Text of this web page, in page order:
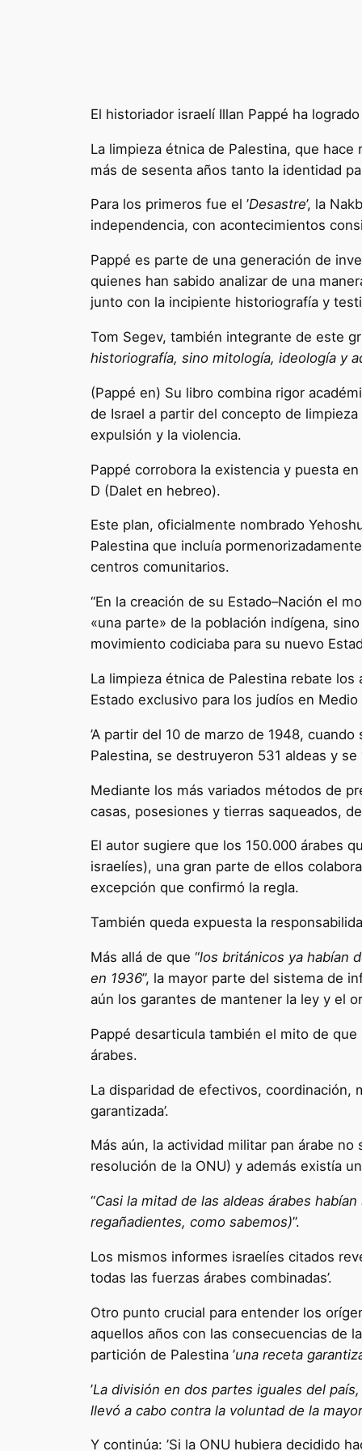
El historiador israelí Illan Pappé ha
La limpieza étnica de Palestina, que
más de sesenta años tanto la identidad
Para los primeros fue el ’Desastre’, la
independencia, con acontecimientos
Pappé es parte de una generación de
quienes han sabido analizar de una
junto con la incipiente historiografía y
Tom Segev, también integrante de este
historiografía, sino mitología, ideología y
(Pappé en) Su libro combina rigor
de Israel a partir del concepto de
expulsión y la violencia.
Pappé corrobora la existencia y puesta
D (Dalet en hebreo).
Este plan, oficialmente nombrado
Palestina que incluía
centros comunitarios.
“En la creación de su Estado–Nación el
«una parte» de la población indígena,
movimiento codiciaba para su nuevo
La limpieza étnica de Palestina rebate
Estado exclusivo para los judíos en
’A partir del 10 de marzo de 1948,
Palestina, se destruyeron 531 aldeas y
Mediante los más variados métodos de
casas, posesiones y tierras saqueados,
El autor sugiere que los 150.000 árabes
israelíes), una gran parte de ellos
excepción que confirmó la regla.
También queda expuesta la
Más allá de que “los británicos ya habían
en 1936”, la mayor parte del sistema de
aún los garantes de mantener la ley y el
Pappé desarticula también el mito de
árabes.
La disparidad de efectivos, coordinación,
garantizada’.
Más aún, la actividad militar pan árabe
resolución de la ONU) y además existía
“Casi la mitad de las aldeas árabes
regañadientes, como sabemos)”.
Los mismos informes israelíes citados
todas las fuerzas árabes combinadas’.
Otro punto crucial para entender los
aquellos años con las consecuencias de
partición de Palestina ’una receta
’La división en dos partes iguales del
llevó a cabo contra la voluntad de la
Y continúa: ’Si la ONU hubiera decidido